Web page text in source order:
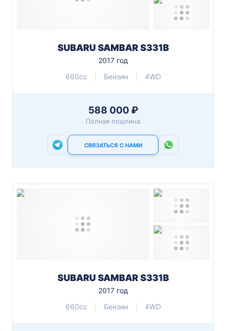
SUBARU SAMBAR S331B
2017 год
660cc
Бензин 4WD
588 000 ₽
Полная пошлина
СВЯЗАТЬСЯ С НАМИ
SUBARU SAMBAR S331B
2017 год
660cc
Бензин 4WD